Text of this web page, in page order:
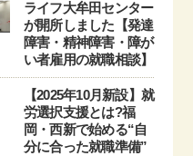
ライフ大牟田センター
が開所しました【発達
障害・精神障害・障が
い者雇用の就職相談】
【2025年10月新設】就
労選択支援とは?福
岡・西新で始める“自
分に合った就職準備”